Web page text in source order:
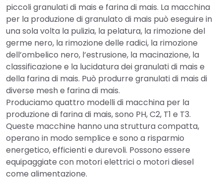
piccoli granulati di mais e farina di mais. La macchina
per la produzione di granulato di mais può eseguire in
una sola volta la pulizia, la pelatura, la rimozione del
germe nero, la rimozione delle radici, la rimozione
dell’ombelico nero, l’estrusione, la macinazione, la
classificazione e la lucidatura dei granulati di mais e
della farina di mais. Può produrre granulati di mais di
diverse mesh e farina di mais.
Produciamo quattro modelli di macchina per la
produzione di farina di mais, sono PH, C2, T1 e T3.
Queste macchine hanno una struttura compatta,
operano in modo semplice e sono a risparmio
energetico, efficienti e durevoli. Possono essere
equipaggiate con motori elettrici o motori diesel
come alimentazione.